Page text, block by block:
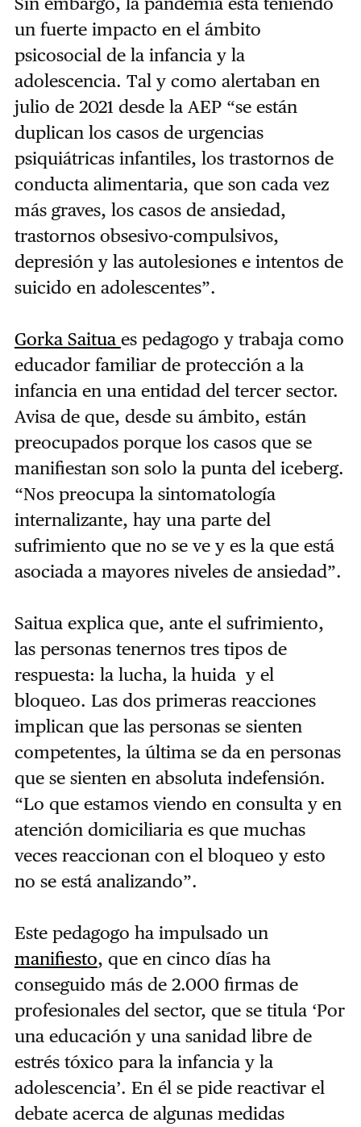
un fuerte impacto en el ámbito
psicosocial de la infancia y la
adolescencia. Tal y como alertaban en
julio de 2021 desde la AEP “se están
duplican los casos de urgencias
psiquiátricas infantiles, los trastornos de
conducta alimentaria, que son cada vez
más graves, los casos de ansiedad,
trastornos obsesivo-compulsivos,
depresión y las autolesiones e intentos de
suicido en adolescentes”.
Gorka Saitua es pedagogo y trabaja como
educador familiar de protección a la
infancia en una entidad del tercer sector.
Avisa de que, desde su ámbito, están
preocupados porque los casos que se
manifiestan son solo la punta del iceberg.
“Nos preocupa la sintomatología
internalizante, hay una parte del
sufrimiento que no se ve y es la que está
asociada a mayores niveles de ansiedad”.
Saitua explica que, ante el sufrimiento,
las personas tenernos tres tipos de
respuesta: la lucha, la huida y el
bloqueo. Las dos primeras reacciones
implican que las personas se sienten
competentes, la última se da en personas
que se sienten en absoluta indefensión.
“Lo que estamos viendo en consulta y en
atención domiciliaria es que muchas
veces reaccionan con el bloqueo y esto
no se está analizando”.
Este pedagogo ha impulsado un
manifiesto, que en cinco días ha
conseguido más de 2.000 firmas de
profesionales del sector, que se titula ‘Por
una educación y una sanidad libre de
estrés tóxico para la infancia y la
adolescencia’. En él se pide reactivar el
debate acerca de algunas medidas